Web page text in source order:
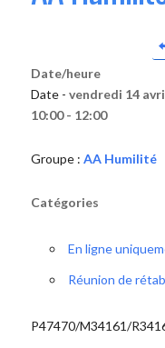
Date/heure
Date - vendredi 14
10:00 - 12:00
Groupe : AA Humilité
Catégories
En ligne
Réunion de
P47470/M34161/